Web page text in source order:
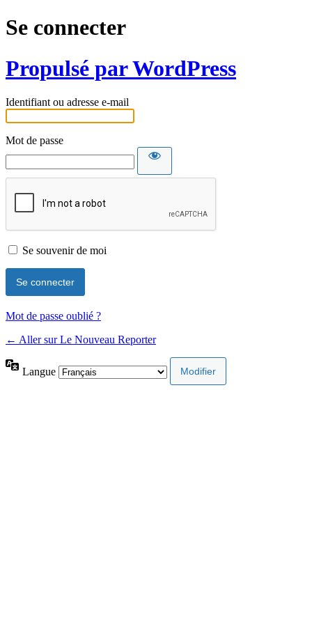
Se connecter
Propulsé par WordPress
Identifiant ou adresse e-mail
Mot de passe
Se souvenir de moi
Mot de passe oublié ?
← Aller sur Le Nouveau Reporter
Langue